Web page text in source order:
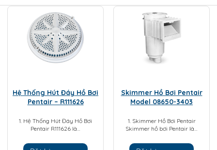
Hệ Thống Hút Đáy Hồ Bơi
Pentair – R111626
1. Hệ Thống Hút Đáy Hồ Bơi
Pentair R111626 là…
Skimmer Hồ Bơi Pentair
Model 08650-3403
1. Skimmer Hồ Bơi Pentair
Skimmer hồ bơi Pentair là…